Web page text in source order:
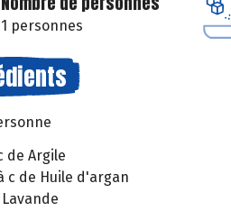
1 personnes
de Argile
c de Huile d'argan